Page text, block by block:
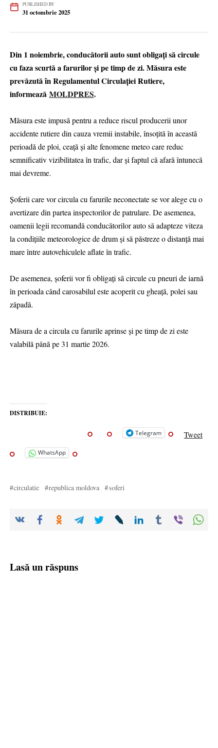
PUBLISHED BY
31 octombrie 2025
Din 1 noiembrie, conducătorii auto sunt obligați să circule
cu faza scurtă a farurilor şi pe timp de zi. Măsura este
prevăzută în Regulamentul Circulației Rutiere,
informează MOLDPRES.
Măsura este impusă pentru a reduce riscul producerii unor
accidente rutiere din cauza vremii instabile, însoțită în această
perioadă de ploi, ceață și alte fenomene meteo care reduc
semnificativ vizibilitatea în trafic, dar și faptul că afară întunecă
mai devreme.
Șoferii care vor circula cu farurile neconectate se vor alege cu o
avertizare din partea inspectorilor de patrulare. De asemenea,
oamenii legii recomandă conducătorilor auto să adapteze viteza
la condițiile meteorologice de drum și să păstreze o distanță mai
mare între autovehiculele aflate în trafic.
De asemenea, șoferii vor fi obligați să circule cu pneuri de iarnă
în perioada când carosabilul este acoperit cu gheață, polei sau
zăpadă.
Măsura de a circula cu farurile aprinse și pe timp de zi este
valabilă până pe 31 martie 2026.
DISTRIBUIE:
Telegram Tweet
WhatsApp
circulatie republica moldova soferi
Lasă un răspuns